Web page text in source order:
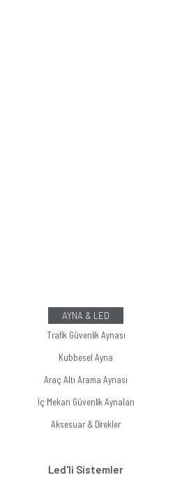
AYNA & LED
Trafik Güvenlik Aynası
Kubbesel Ayna
Araç Altı Arama Aynası
İç Mekan Güvenlik Aynaları
Aksesuar & Direkler
Led'li Sistemler